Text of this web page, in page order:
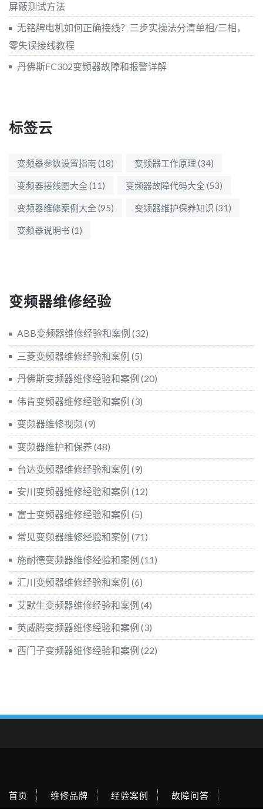
屏蔽测试方法
无铭牌电机如何正确接线？三步实操法分清单相/三相，
零失误接线教程
丹佛斯FC302变频器故障和报警详解
标签云
变频器参数设置指南 (18) 变频器工作原理 (34)
变频器接线图大全(11) 变频器故障代码大全(53)
变频器维修案例大全(95) 变频器维护保养知识 (31)
变频器说明书 (1)
变频器维修经验
ABB变频器维修经验和案例 (32)
三菱变频器维修经验和案例 (5)
丹佛斯变频器维修经验和案例 (20)
伟肯变频器维修经验和案例 (3)
变频器维修视频(9)
变频器维护和保养 (48)
台达变频器维修经验和案例 (9)
安川变频器维修经验和案例 (12)
富士变频器维修经验和案例 (5)
常见变频器维修经验和案例 (71)
施耐德变频器维修经验和案例 (11)
汇川变频器维修经验和案例 (6)
艾默生变频器维修经验和案例 (4)
英威腾变频器维修经验和案例 (3)
西门子变频器维修经验和案例 (22)
首页 维修品牌 经验案例 故障问答